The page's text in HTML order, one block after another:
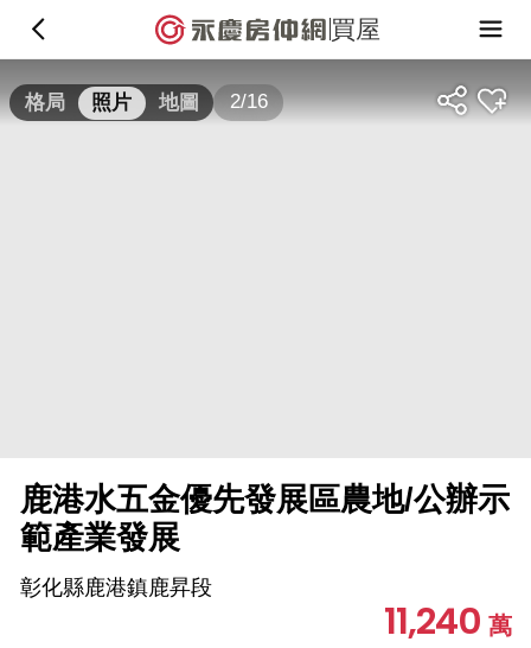
買屋
格局 照片 地圖 2/16
鹿港水五金優先發展區農地/公辦示
範產業發展
彰化縣鹿港鎮鹿昇段
11,240萬